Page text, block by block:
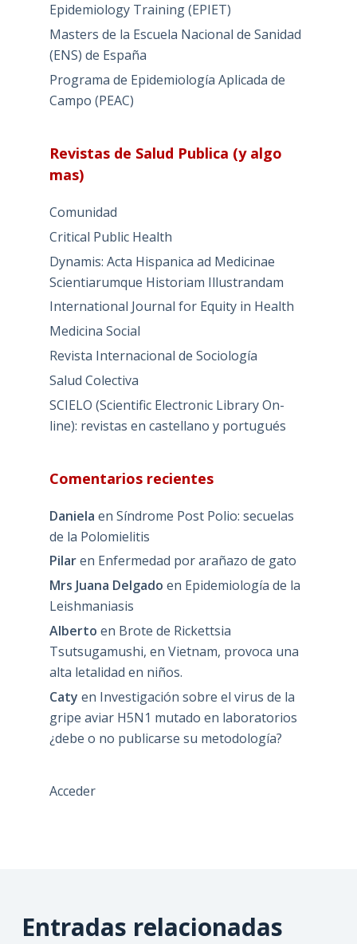
Epidemiology Training (EPIET)
Masters de la Escuela Nacional de Sanidad
(ENS) de España
Programa de Epidemiología Aplicada de
Campo (PEAC)
Revistas de Salud Publica (y algo
mas)
Comunidad
Critical Public Health
Dynamis: Acta Hispanica ad Medicinae
Scientiarumque Historiam Illustrandam
International Journal for Equity in Health
Medicina Social
Revista Internacional de Sociología
Salud Colectiva
SCIELO (Scientific Electronic Library On-
line): revistas en castellano y portugués
Comentarios recientes
Daniela en Síndrome Post Polio: secuelas
de la Polomielitis
Pilaren Enfermedad por arañazo de gato
Mrs Juana Delgado en Epidemiología de la
Leishmaniasis
Alberto en Brote de Rickettsia
Tsutsugamushi, en Vietnam, provoca una
alta letalidad en niños.
Caty en Investigación sobre el virus de la
gripe aviar H5N1 mutado en laboratorios
¿debe o no publicarse su metodología?
Acceder
Entradas relacionadas